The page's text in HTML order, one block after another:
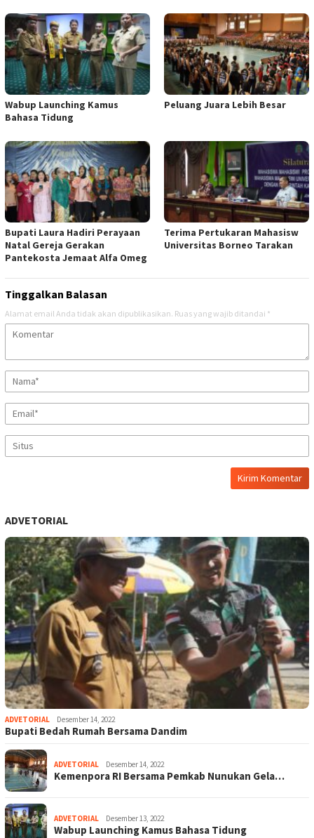
Wabup Launching Kamus
Bahasa Tidung
Peluang Juara Lebih Besar
Bupati Laura Hadiri Perayaan
Natal Gereja Gerakan
Pantekosta Jemaat Alfa Omeg
Terima Pertukaran Mahasisw
Universitas Borneo Tarakan
Tinggalkan Balasan
Alamat email Anda tidak akan dipublikasikan. Ruas yang wajib ditandai *
ADVETORIAL
ADVETORIAL Desember 14, 2022
Bupati Bedah Rumah Bersama Dandim
ADVETORIAL Desember 14, 2022
Kemenpora RI Bersama Pemkab Nunukan Gela…
ADVETORIAL Desember 13, 2022
Wabup Launching Kamus Bahasa Tidung